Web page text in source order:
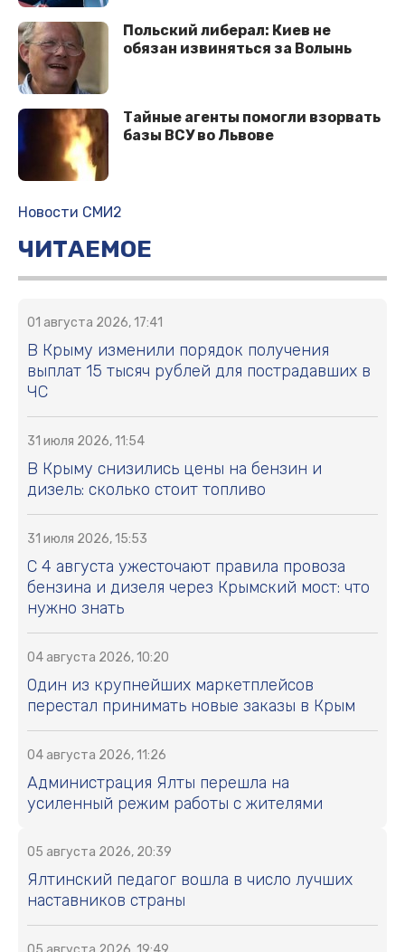
Польский либерал: Киев не
обязан извиняться за Волынь
Тайные агенты помогли взорвать
базы ВСУ во Львове
Новости СМИ2
ЧИТАЕМОЕ
01 августа 2026, 17:41
В Крыму изменили порядок получения
выплат 15 тысяч рублей для пострадавших в
ЧС
31 июля 2026, 11:54
В Крыму снизились цены на бензин и
дизель: сколько стоит топливо
31 июля 2026, 15:53
С 4 августа ужесточают правила провоза
бензина и дизеля через Крымский мост: что
нужно знать
04 августа 2026, 10:20
Один из крупнейших маркетплейсов
перестал принимать новые заказы в Крым
04 августа 2026, 11:26
Администрация Ялты перешла на
усиленный режим работы с жителями
05 августа 2026, 20:39
Ялтинский педагог вошла в число лучших
наставников страны